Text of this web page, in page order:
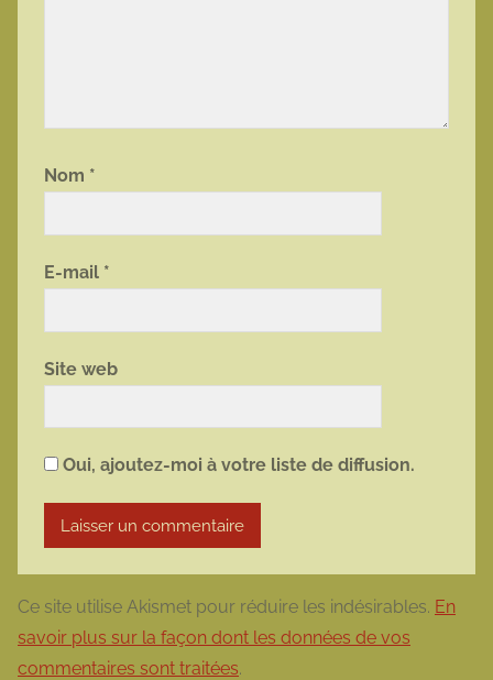
Nom *
E-mail *
Site web
Oui, ajoutez-moi à votre liste de diffusion.
Ce site utilise Akismet pour réduire les indésirables. En
savoir plus sur la façon dont les données de vos
commentaires sont traitées.